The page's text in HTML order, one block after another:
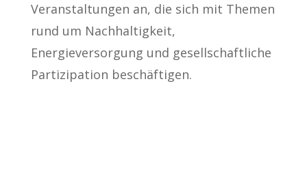
Veranstaltungen an, die sich mit Themen
rund um Nachhaltigkeit,
Energieversorgung und gesellschaftliche
Partizipation beschäftigen.